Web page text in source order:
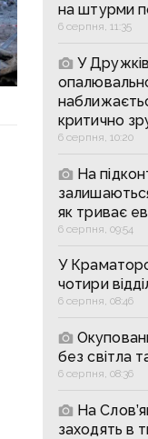
на штурми
6 серпня, 11:35
У
критично
6 серпня, 10:20
На
як триває
6 серпня, 09:54
У
чотири
6 серпня, 08:46
без світла
6 серпня, 08:36
На
заходять в